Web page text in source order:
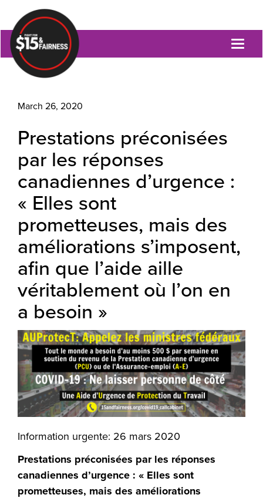
March 26, 2020
Prestations préconisées
par les réponses
canadiennes d’urgence :
« Elles sont
prometteuses, mais des
améliorations s’imposent,
afin que l’aide aille
véritablement où l’on en
a besoin »
Information urgente: 26 mars 2020
Prestations préconisées par les réponses
canadiennes d’urgence : « Elles sont
prometteuses, mais des améliorations